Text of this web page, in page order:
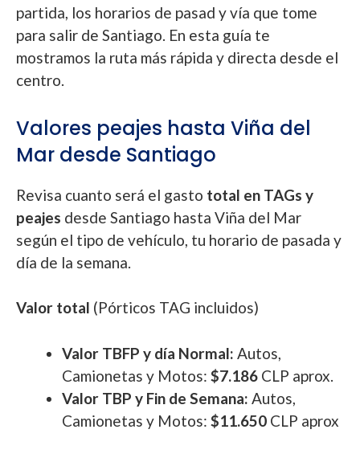
partida, los horarios de pasad y vía que tome
para salir de Santiago. En esta guía te
mostramos la ruta más rápida y directa desde el
centro.
Valores peajes hasta Viña del
Mar desde Santiago
Revisa cuanto será el gasto total en TAGs y
peajes desde Santiago hasta Viña del Mar
según el tipo de vehículo, tu horario de pasada y
día de la semana.
Valor total (Pórticos TAG incluidos)
Valor TBFP y día Normal: Autos,
Camionetas y Motos: $7.186 CLP aprox.
Valor TBP y Fin de Semana: Autos,
Camionetas y Motos: $11.650 CLP aprox